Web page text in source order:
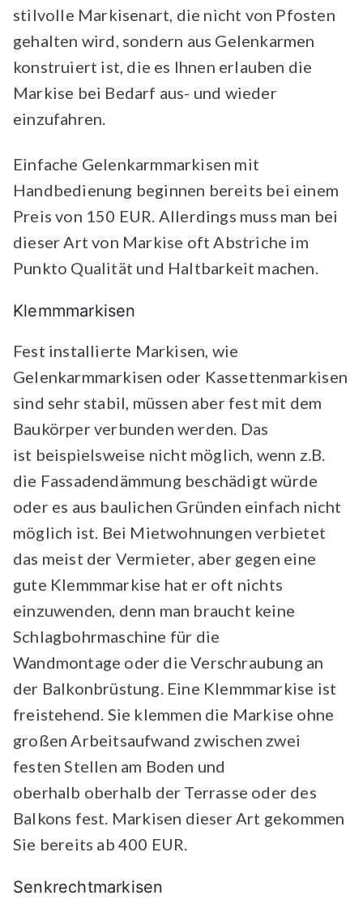
stilvolle Markisenart, die nicht von Pfosten
gehalten wird, sondern aus Gelenkarmen
konstruiert ist, die es Ihnen erlauben die
Markise bei Bedarf aus- und wieder
einzufahren.
Einfache Gelenkarmmarkisen mit
Handbedienung beginnen bereits bei einem
Preis von 150 EUR. Allerdings muss man bei
dieser Art von Markise oft Abstriche im
Punkto Qualität und Haltbarkeit machen.
Klemmmarkisen
Fest installierte Markisen, wie
Gelenkarmmarkisen oder Kassettenmarkisen
sind sehr stabil, müssen aber fest mit dem
Baukörper verbunden werden. Das
ist beispielsweise nicht möglich, wenn z.B.
die Fassadendämmung beschädigt würde
oder es aus baulichen Gründen einfach nicht
möglich ist. Bei Mietwohnungen verbietet
das meist der Vermieter, aber gegen eine
gute Klemmmarkise hat er oft nichts
einzuwenden, denn man braucht keine
Schlagbohrmaschine für die
Wandmontage oder die Verschraubung an
der Balkonbrüstung. Eine Klemmmarkise ist
freistehend. Sie klemmen die Markise ohne
großen Arbeitsaufwand zwischen zwei
festen Stellen am Boden und
oberhalb oberhalb der Terrasse oder des
Balkons fest. Markisen dieser Art gekommen
Sie bereits ab 400 EUR.
Senkrechtmarkisen